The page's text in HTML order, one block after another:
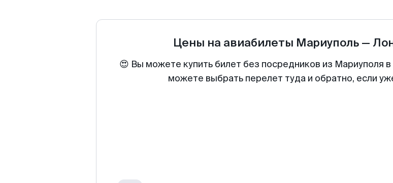
Цены на авиабилеты Мариуполь—
😍 Вы можете купить билет без посредников из Мариуполя
можете выбрать перелет туда и обратно, если